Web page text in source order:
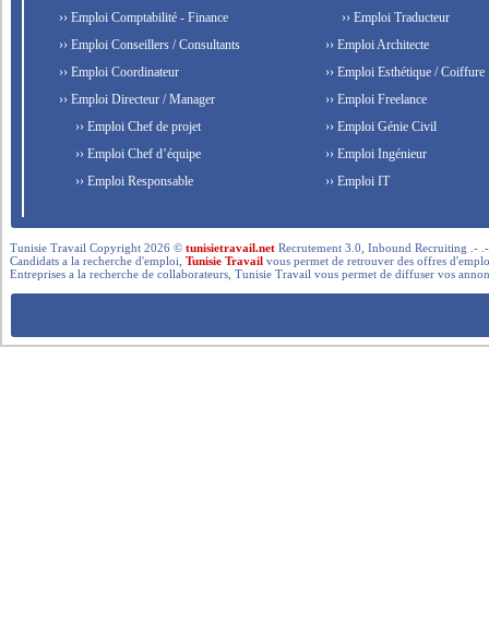
›› Emploi Comptabilité - Finance
›› Emploi Conseillers / Consultants
›› Emploi Coordinateur
›› Emploi Directeur / Manager
›› Emploi Chef de projet
›› Emploi Chef d’équipe
›› Emploi Responsable
›› Emploi Traducteur
›› Emploi Architecte
›› Emploi Esthétique / Coiffure
›› Emploi Freelance
›› Emploi Génie Civil
›› Emploi Ingénieur
›› Emploi IT
Tunisie Travail Copyright 2026 ©tunisietravail.net Recrutement 3.0, Inbound Recruiting .-
Candidats a la recherche d'emploi,Tunisie Travail vous permet de retrouver des offres
Entreprises a la recherche de collaborateurs, Tunisie Travail vous permet de diffuser vos